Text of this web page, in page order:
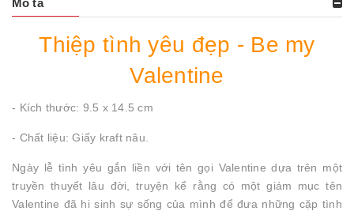
Mô tả
Thiệp tình yêu đẹp - Be my
Valentine
- Kích thước: 9.5 x 14.5 cm
- Chất liệu: Giấy kraft nâu.
Ngày lễ tình yêu gắn liền với tên gọi Valentine dựa trên một
truyền thuyết lâu đời, truyện kể rằng có một giám mục tên
Valentine đã hi sinh sự sống của mình để đưa những cặp tình